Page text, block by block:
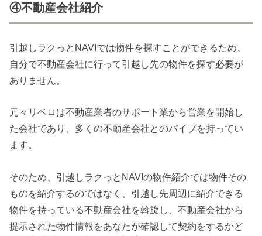
④不動産会社紹介
引越しラクっとNAVIでは物件を探すことができるため、
自分で不動産会社に行って引越し先の物件を探す必要が
ありません。
元々リベロは不動産業者のサポート業から営業を開始し
た会社であり、多くの不動産会社とのパイプを持ってい
ます。
そのため、引越しラクっとNAVIの物件紹介では物件その
ものを紹介するのではなく、引越し先周辺に紹介できる
物件を持っている不動産会社を斡旋し、不動産会社から
提示された物件情報をあなたが確認して契約をするかど